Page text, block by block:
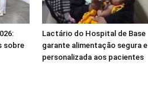
sobre
Lactário do Hospital de Base
garante alimentação segura e
personalizada aos pacientes